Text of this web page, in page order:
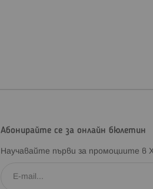
Абонирайте се за онлайн бюлетин
Научавайте първи за промоциите в